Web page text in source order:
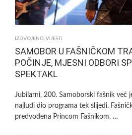
IZDVOJENO VIJESTI
SAMOBOR U FAŠNIČKOM
POČINJE, MJESNI ODBORI
SPEKTAKL
Jubilarni, 200. Samoborski fašnik već
najluđi dio programa tek slijedi.
predvođena Princom Fašnikom, …